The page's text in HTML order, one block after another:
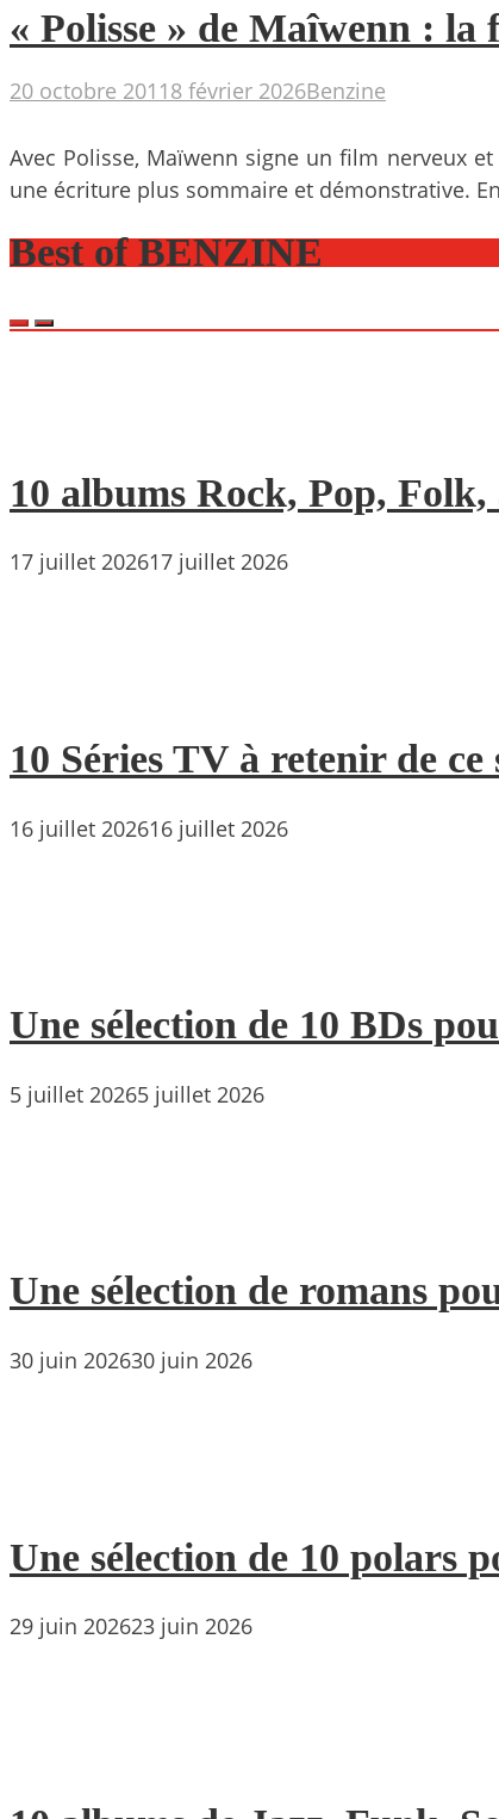
« Polisse » de Maîwenn :
20 octobre 20118 février 2026Benzine
Avec Polisse, Maïwenn signe un film nerveux
une écriture plus sommaire et démonstrative.
Best of BENZINE
10 albums Rock, Pop,
17 juillet 202617 juillet 2026
10 Séries TV à retenir de
16 juillet 202616 juillet 2026
Une sélection de 10 BDs
5 juillet 20265 juillet 2026
Une sélection de romans
30 juin 202630 juin 2026
Une sélection de 10 polars
29 juin 202623 juin 2026